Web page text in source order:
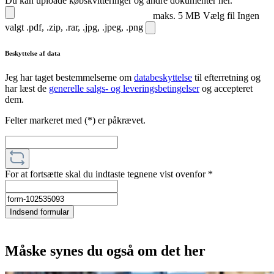
maks. 5 MB Vælg fil Ingen
valgt .pdf, .zip, .rar, .jpg, .jpeg, .png
Beskyttelse af data
Jeg har taget bestemmelserne om databeskyttelse til efterretning og
har læst de generelle salgs- og leveringsbetingelserog accepteret
dem.
Felter markeret med (*) er påkrævet.
For at fortsætte skal du indtaste tegnene vist ovenfor *
Indsend formular
Måske synes du også om det her